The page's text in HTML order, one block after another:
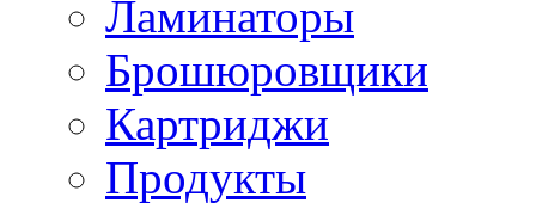
Ламинаторы
Брошюровщики
Картриджи
Продукты